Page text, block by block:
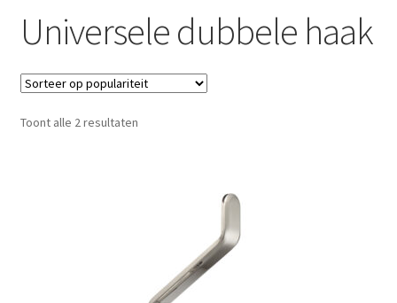
Gegevensbescherming
Herroepingsrecht
Neem contact op met
Universele dubbele haak
Toont alle 2 resultatenGesorteerd